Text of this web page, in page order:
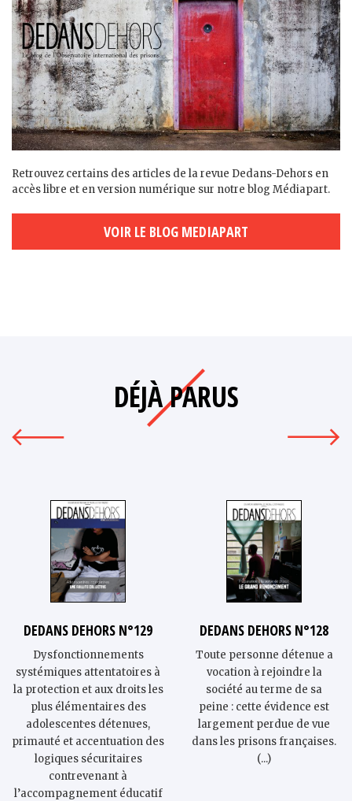
Retrouvez certains des articles de la revue Dedans-Dehors en
accès libre et en version numérique sur notre blog Médiapart.
VOIR LE BLOG MEDIAPART
DÉJÀ PARUS
DEDANS DEHORS N°129
Dysfonctionnements
systémiques attentatoires à
la protection et aux droits les
plus élémentaires des
adolescent·es détenu·es,
primauté et accentuation des
logiques sécuritaires
contrevenant à
l’accompagnement éducatif
DEDANS DEHORS N°128
Toute personne détenue a
vocation à rejoindre la
société au terme de sa
peine : cette évidence est
largement perdue de vue
dans les prisons françaises.
(...)